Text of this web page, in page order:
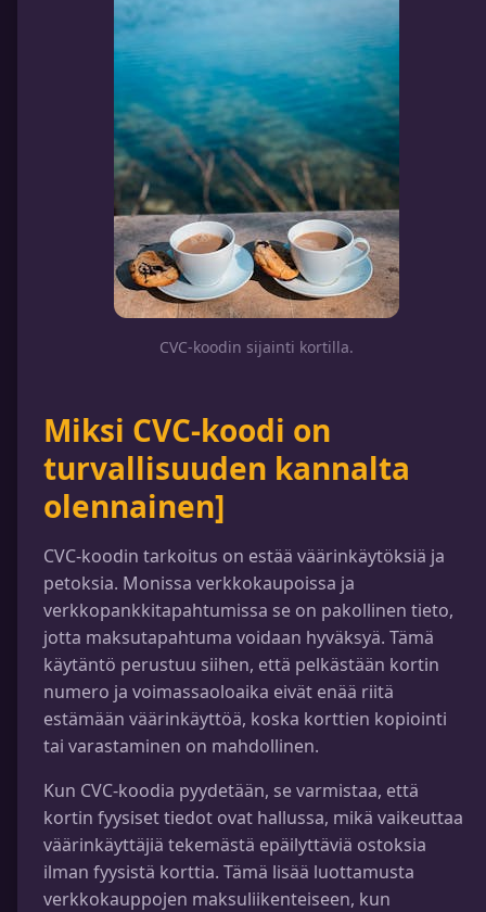
CVC-koodin sijainti kortilla.
Miksi CVC-koodi on
turvallisuuden kannalta
olennainen]
CVC-koodin tarkoitus on estää väärinkäytöksiä ja
petoksia. Monissa verkkokaupoissa ja
verkkopankkitapahtumissa se on pakollinen tieto,
jotta maksutapahtuma voidaan hyväksyä. Tämä
käytäntö perustuu siihen, että pelkästään kortin
numero ja voimassaoloaika eivät enää riitä
estämään väärinkäyttöä, koska korttien kopiointi
tai varastaminen on mahdollinen.
Kun CVC-koodia pyydetään, se varmistaa, että
kortin fyysiset tiedot ovat hallussa, mikä vaikeuttaa
väärinkäyttäjiä tekemästä epäilyttäviä ostoksia
ilman fyysistä korttia. Tämä lisää luottamusta
verkkokauppojen maksuliikenteiseen, kun